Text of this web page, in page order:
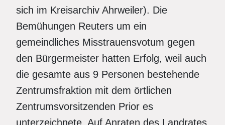
sich im Kreisarchiv Ahrweiler). Die
Bemühungen Reuters um ein
gemeindliches Misstrauensvotum gegen
den Bürgermeister hatten Erfolg, weil auch
die gesamte aus 9 Personen bestehende
Zentrumsfraktion mit dem örtlichen
Zentrumsvorsitzenden Prior es
unterzeichnete. Auf Anraten des Landrates